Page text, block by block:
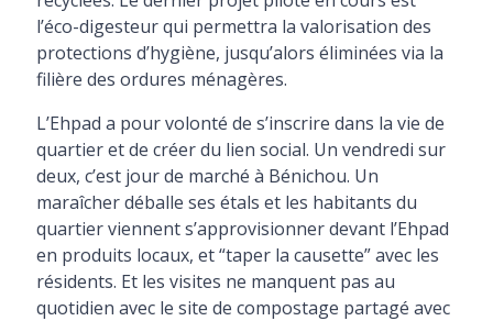
l’éco-digesteur qui permettra la valorisation des
protections d’hygiène, jusqu’alors éliminées via la
filière des ordures ménagères.
L’Ehpad a pour volonté de s’inscrire dans la vie de
quartier et de créer du lien social. Un vendredi sur
deux, c’est jour de marché à Bénichou. Un
maraîcher déballe ses étals et les habitants du
quartier viennent s’approvisionner devant l’Ehpad
en produits locaux, et “taper la causette” avec les
résidents. Et les visites ne manquent pas au
quotidien avec le site de compostage partagé avec